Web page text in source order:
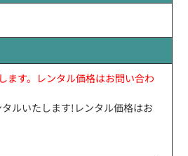
ます。レンタル価格はお問い合わ
ルいたします!レンタル価格はお